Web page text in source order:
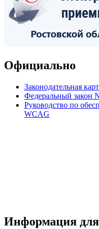
Официально
Законодательная
Федеральный закон
Руководство по
WCAG
Информация для